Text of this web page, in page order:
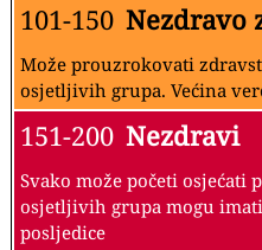
101-150 Nezdravo
Može prouzrokovati
osjetljivih grupa. Većina
151-200 Nezdravi
Svako može početi osjećati
osjetljivih grupa mogu
posljedice